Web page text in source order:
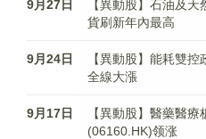
9月27日
【異動股】石油及
貨刷新年內最高
9月24日
【異動股】能耗雙
全線大漲
9月17日
【異動股】醫藥醫
(06160.HK)领涨